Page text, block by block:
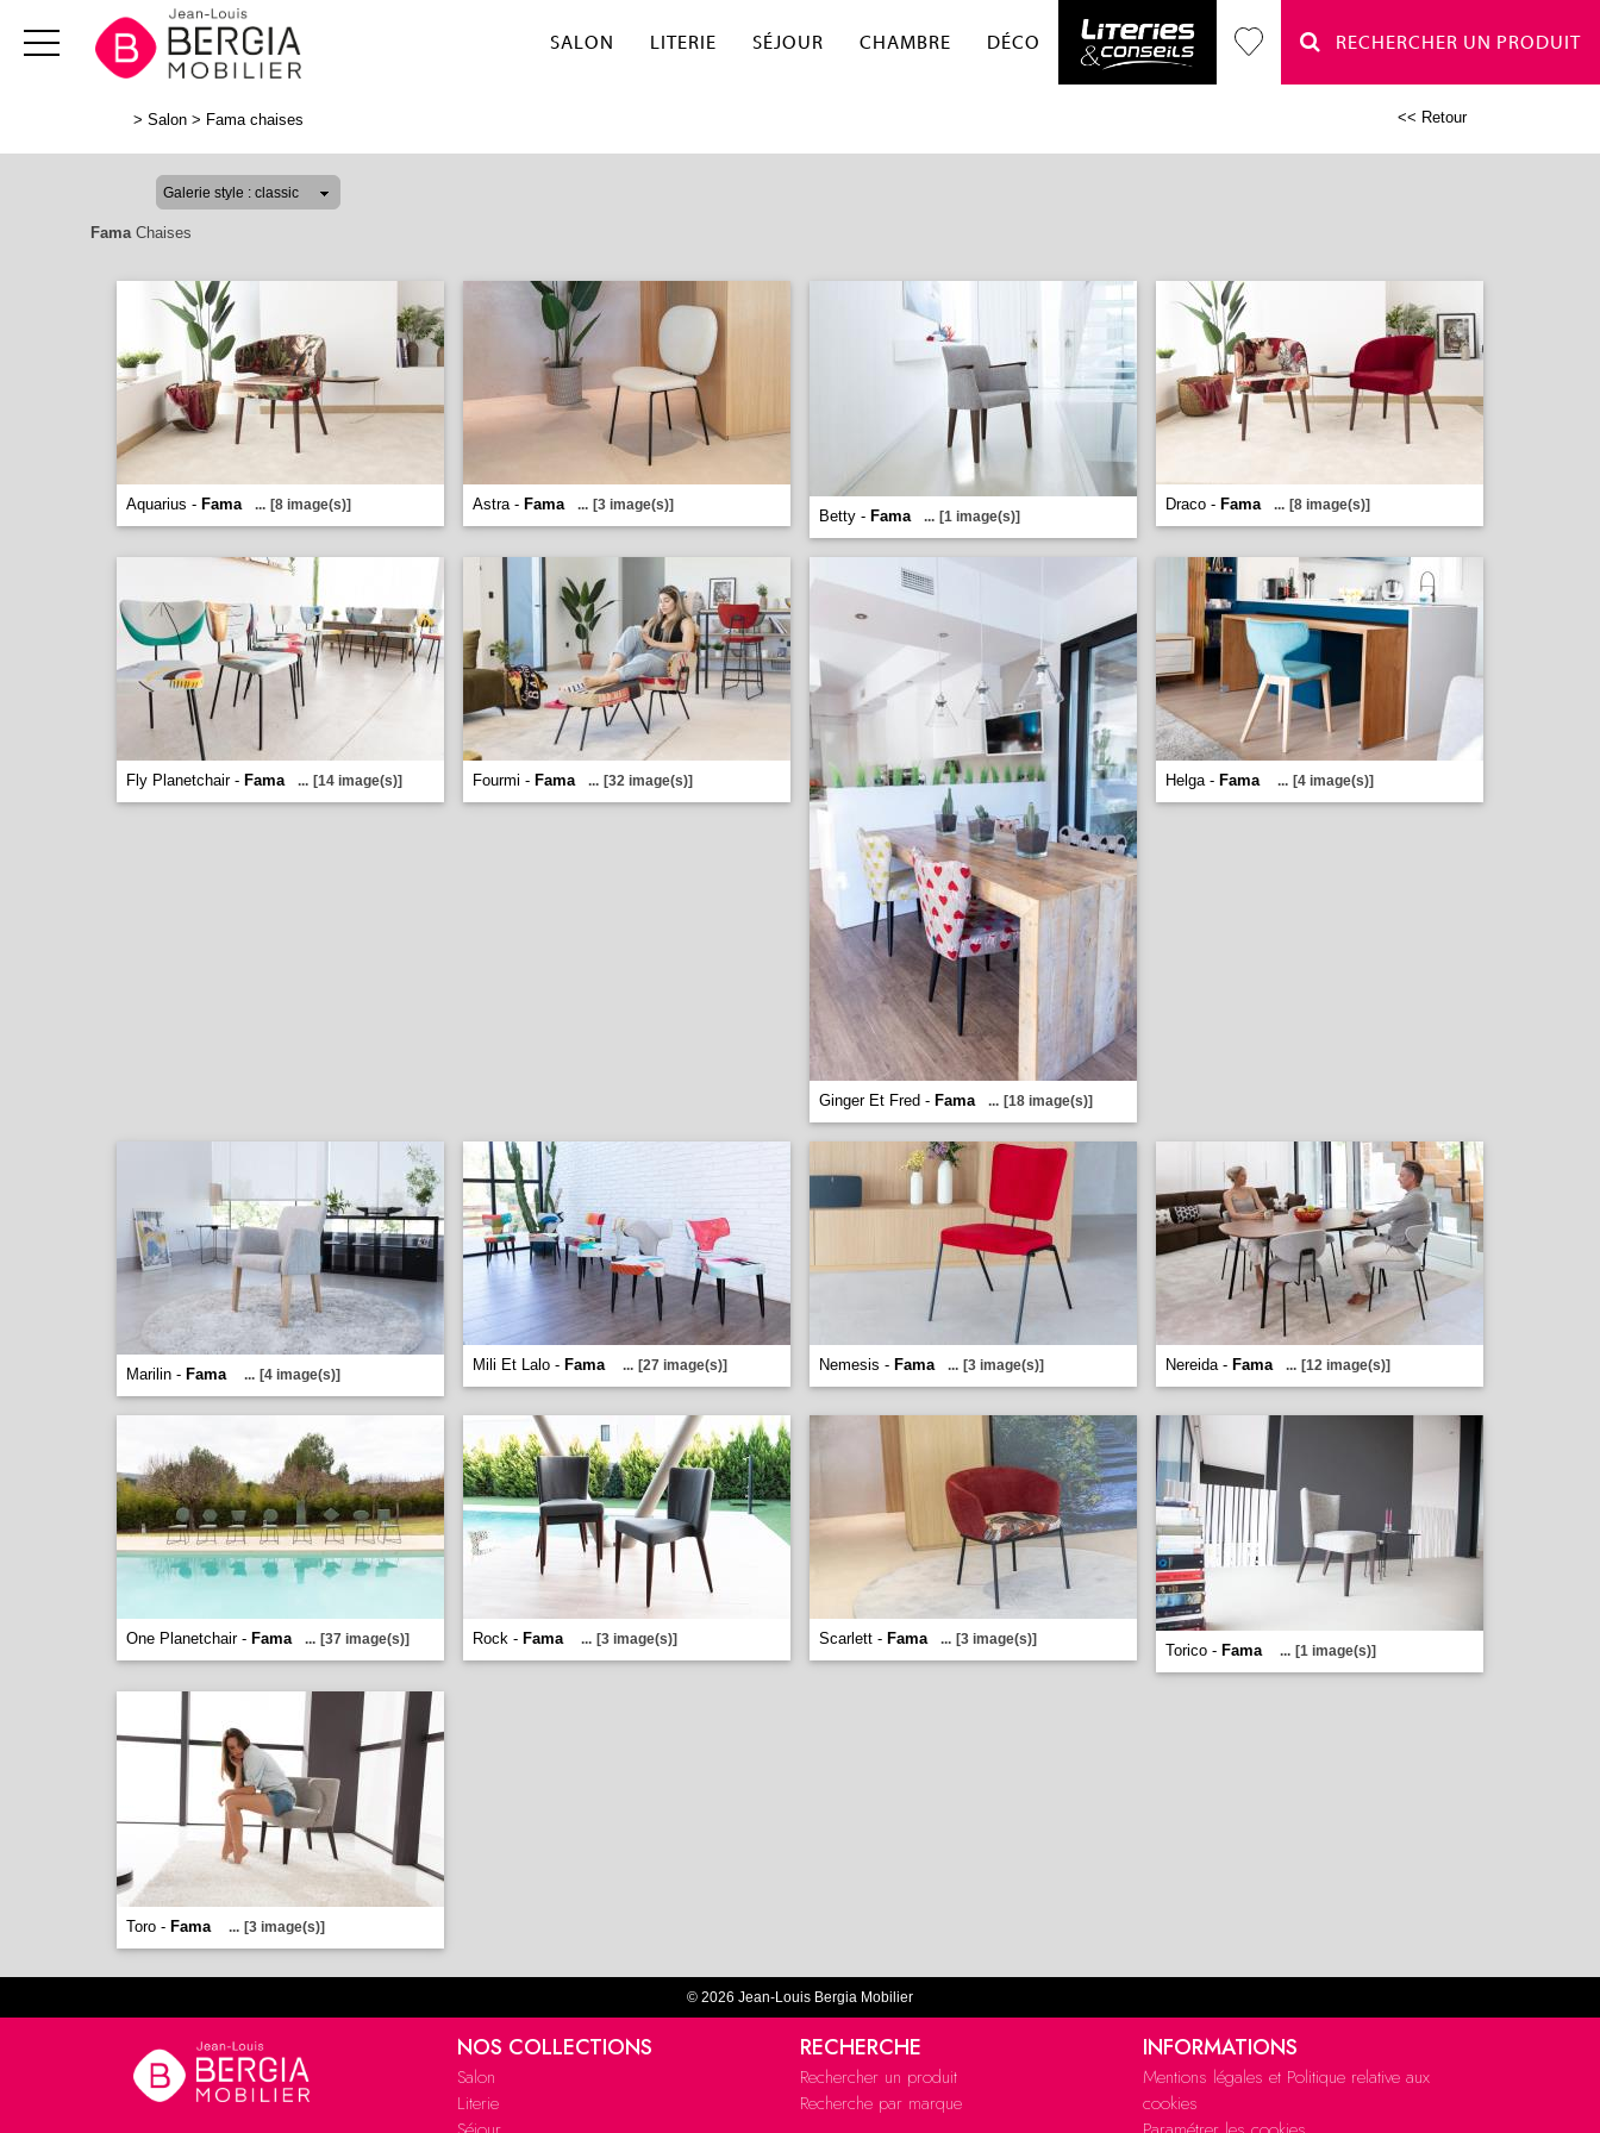
SALON LITERIE SÉJOUR CHAMBRE DÉCO RECHERCHER UN PRODUIT
> Salon > Fama chaises << Retour
FamaChaises
Aquarius - Fama ... [8 image(s)] Astra - Fama ... [3 image(s)]
Betty - Fama ... [1 image(s)]
Draco - Fama ... [8 image(s)]
Fly Planetchair - Fama ... [14 image(s)] Fourmi - Fama ... [32 image(s)]
Ginger Et Fred - Fama ... [18 image(s)]
Helga - Fama ... [4 image(s)]
Marilin - Fama ... [4 image(s)]
Mili Et Lalo - Fama ... [27 image(s)] Nemesis - Fama ... [3 image(s)] Nereida - Fama ... [12 image(s)]
One Planetchair - Fama ... [37 image(s)] Rock - Fama ... [3 image(s)] Scarlett - Fama ... [3 image(s)]
Torico - Fama ... [1 image(s)]
Toro - Fama ... [3 image(s)]
© 2026 Jean-Louis Bergia Mobilier
NOS COLLECTIONS
Salon
Literie
RECHERCHE
Rechercher un produit
Recherche par marque
INFORMATIONS
Mentions légales et Politique relative aux
cookies